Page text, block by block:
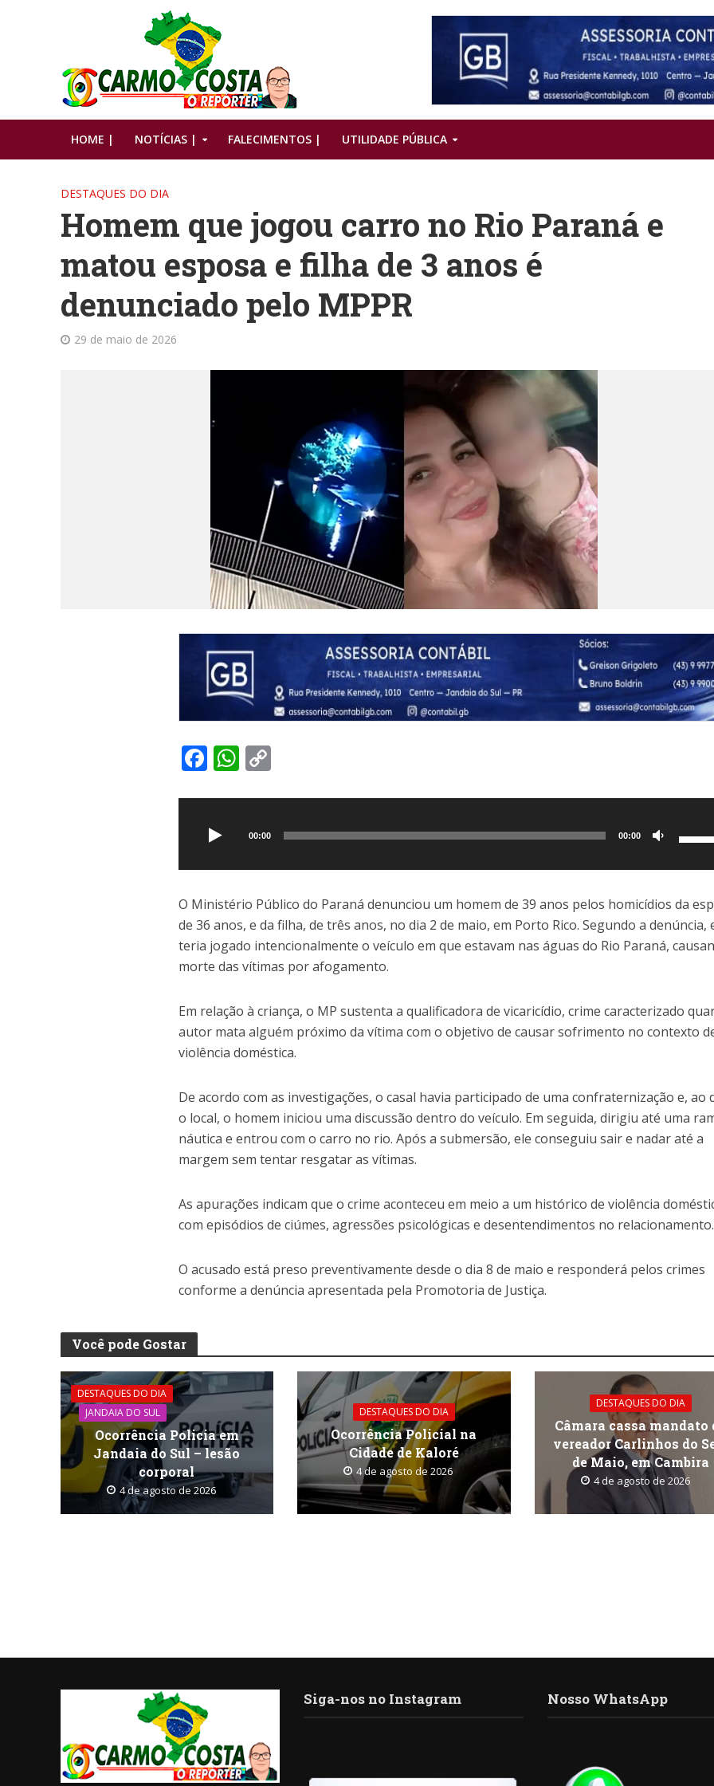
HOME | NOTÍCIAS | FALECIMENTOS | UTILIDADE PÚBLICA
DESTAQUES DO DIA
Homem que jogou carro no Rio Paraná e
matou esposa e filha de 3 anos é
denunciado pelo MPPR
29 de maio de 2026
F
e
b
k
W
at
s
p
p
y
k
Tocador
áudio
00:00 00:00
setas
cima
ou
O Ministério Público do Paraná denunciou um homem de 39 anos pelos homicídios da
de 36 anos, e da filha, de três anos, no dia 2 de maio, em Porto Rico. Segundo a denúncia,
teria jogado intencionalmente o veículo em que estavam nas águas do Rio Paraná,
morte das vítimas por afogamento.
Em relação à criança, o MP sustenta a qualificadora de vicaricídio, crime caracterizado
autor mata alguém próximo da vítima com o objetivo de causar sofrimento no contexto
violência doméstica.
De acordo com as investigações, o casal havia participado de uma confraternização e, ao
o local, o homem iniciou uma discussão dentro do veículo. Em seguida, dirigiu até uma
náutica e entrou com o carro no rio. Após a submersão, ele conseguiu sair e nadar até a
margem sem tentar resgatar as vítimas.
As apurações indicam que o crime aconteceu em meio a um histórico de violência
com episódios de ciúmes, agressões psicológicas e desentendimentos no relacionamento.
O acusado está preso preventivamente desde o dia 8 de maio e responderá pelos crimes
conforme a denúncia apresentada pela Promotoria de Justiça.
Você pode Gostar
DESTAQUES DO DIA
JANDAIA DO SUL
Ocorrência Policia em
Jandaia do Sul – lesão
corporal
4 de agosto de 2026
DESTAQUES DO DIA
Ocorrência Policial na
Cidade de Kaloré
4 de agosto de 2026
DESTAQUES DO DIA
Câmara cassa mandato
vereador Carlinhos do
de Maio, em Cambira
4 de agosto de 2026
Siga-nos no Instagram Nosso WhatsApp